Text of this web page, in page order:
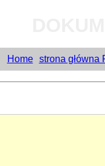
Home strona główna